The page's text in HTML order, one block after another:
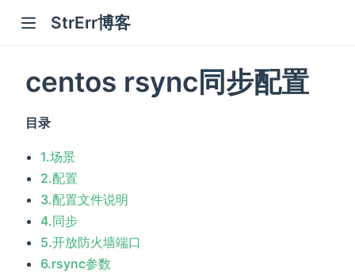
StrErr博客
centos rsync同步配置
目录
1.场景
2.配置
3.配置文件说明
4.同步
5.开放防火墙端口
6.rsync参数